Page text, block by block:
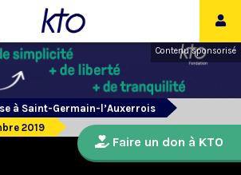
Contenu sponsorisé
à Saint-Germain-l’Auxerrois
2019
Faire un don à KTO